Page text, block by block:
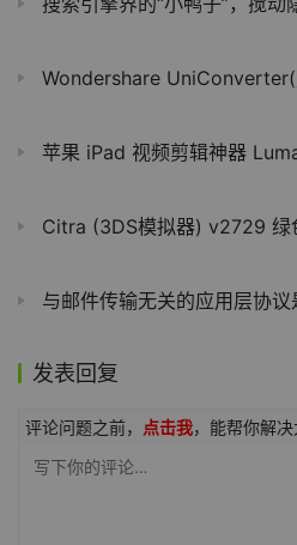
Wondershare UniConverter(万
苹果 iPad 视频剪辑神器
Citra (3DS模拟器) v2729 绿
与邮件传输无关的应用层协议
发表回复
评论问题之前， 点击我，能帮你解